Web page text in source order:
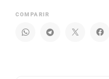
COMPARIR